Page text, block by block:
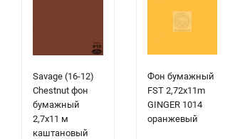
Savage (16-12)
Chestnut фон
бумажный
2,7x11 м
каштановый
Фон бумажный
FST 2,72x11m
GINGER 1014
оранжевый